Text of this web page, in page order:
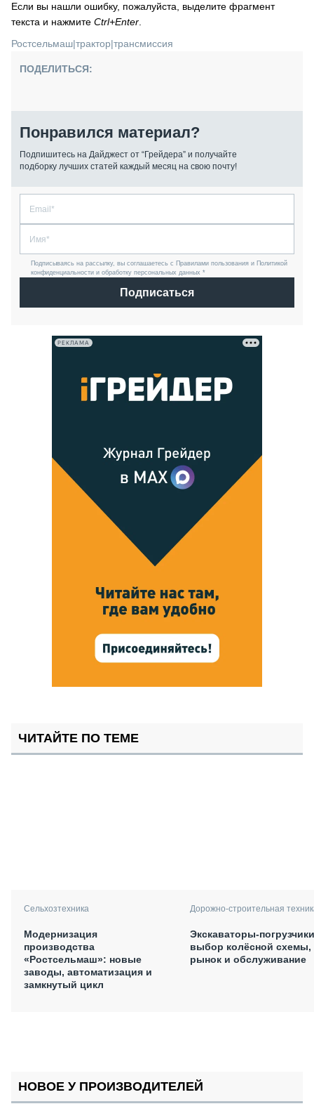
Если вы нашли ошибку, пожалуйста, выделите фрагмент
текста и нажмите Ctrl+Enter
Ростсельмаш|трактор|трансмиссия
ПОДЕЛИТЬСЯ:
Понравился материал?
Подпишитесь на Дайджест от “Грейдера” и получайте
подборку лучших статей каждый месяц на свою почту!
Подписываясь на рассылку, вы соглашаетесь с Правилами пользования и Политикой
конфиденциальности и обработку персональных данных *
Подписаться
РЕКЛАМА
ЧИТАЙТЕ ПО ТЕМЕ
Сельхозтехника
Модернизация
производства
«Ростсельмаш»: новые
заводы, автоматизация и
замкнутый цикл
Дорожно-строительная
Экскаваторы-
выбор колёсной схемы,
рынок и обслуживание
НОВОЕ У ПРОИЗВОДИТЕЛЕЙ